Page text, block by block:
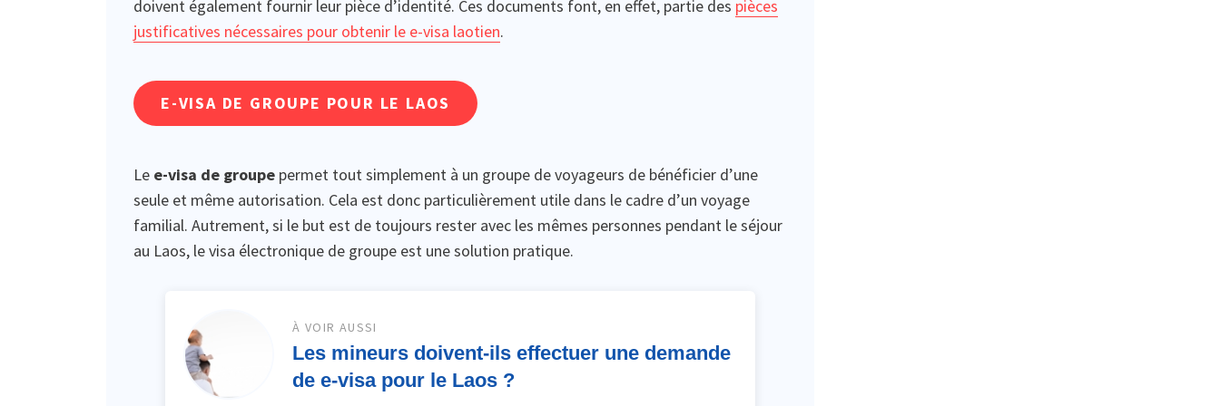
doivent également fournir leur pièce d’identité. Ces documents font, en effet, partie des pièces
justificatives nécessaires pour obtenir le e-visa laotien.
E-VISA DE GROUPE POUR LE LAOS
Le e-visa de groupe permet tout simplement à un groupe de voyageurs de bénéficier d’une
seule et même autorisation. Cela est donc particulièrement utile dans le cadre d’un voyage
familial. Autrement, si le but est de toujours rester avec les mêmes personnes pendant le séjour
au Laos, le visa électronique de groupe est une solution pratique.
À VOIR AUSSI
Les mineurs doivent-ils effectuer une demande
de e-visa pour le Laos ?